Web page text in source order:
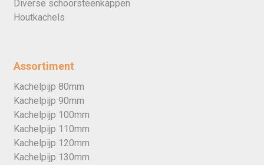
Diverse schoorsteenkappen
Houtkachels
Assortiment
Kachelpijp 80mm
Kachelpijp 90mm
Kachelpijp 100mm
Kachelpijp 110mm
Kachelpijp 120mm
Kachelpijp 130mm